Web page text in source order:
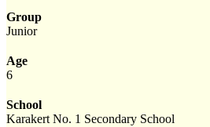
Group
Junior
Age
6
School
Karakert No. 1 Secondary School